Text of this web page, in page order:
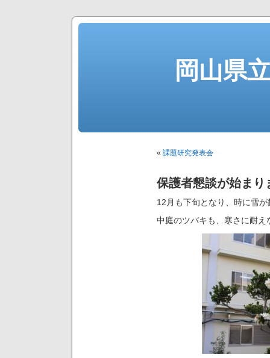
岡山県
« 課題研究発表会
保護者懇談が始まり
12月も下旬となり、時に雪
中庭のツバキも、寒さに耐